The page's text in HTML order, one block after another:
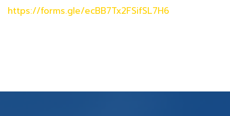
https://forms.gle/ecBB7Tx2FSifSL7H6